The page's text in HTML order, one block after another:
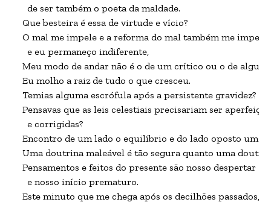
de ser também o poeta da maldade.
Que besteira é essa de virtude e vício?
O mal me impele e a reforma do mal também me impele,
e eu permaneço indiferente,
Meu modo de andar não é o de um crítico ou o de
Eu molho a raiz de tudo o que cresceu.
Temias alguma escrófula após a persistente gravidez?
Pensavas que as leis celestiais precisariam ser
e corrigidas?
Encontro de um lado o equilíbrio e do lado oposto um
Uma doutrina maleável é tão segura quanto uma
Pensamentos e feitos do presente são nosso despertar
e nosso início prematuro.
Este minuto que me chega após os decilhões passados,